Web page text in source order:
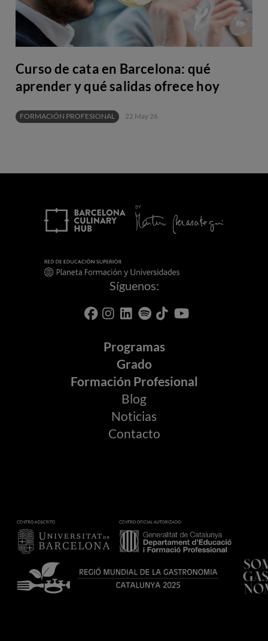
Curso de cata en Barcelona: qué
aprender y qué salidas ofrece hoy
FORMACIÓN PROFESIONAL 22 May 26
Síguenos:
Programas
Grado
Formación Profesional
Blog
Noticias
Contacto